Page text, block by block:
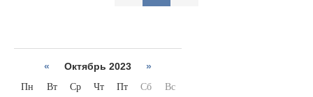
« Октябрь 2023 »
Пн Вт Ср Чт Пт Сб Вс